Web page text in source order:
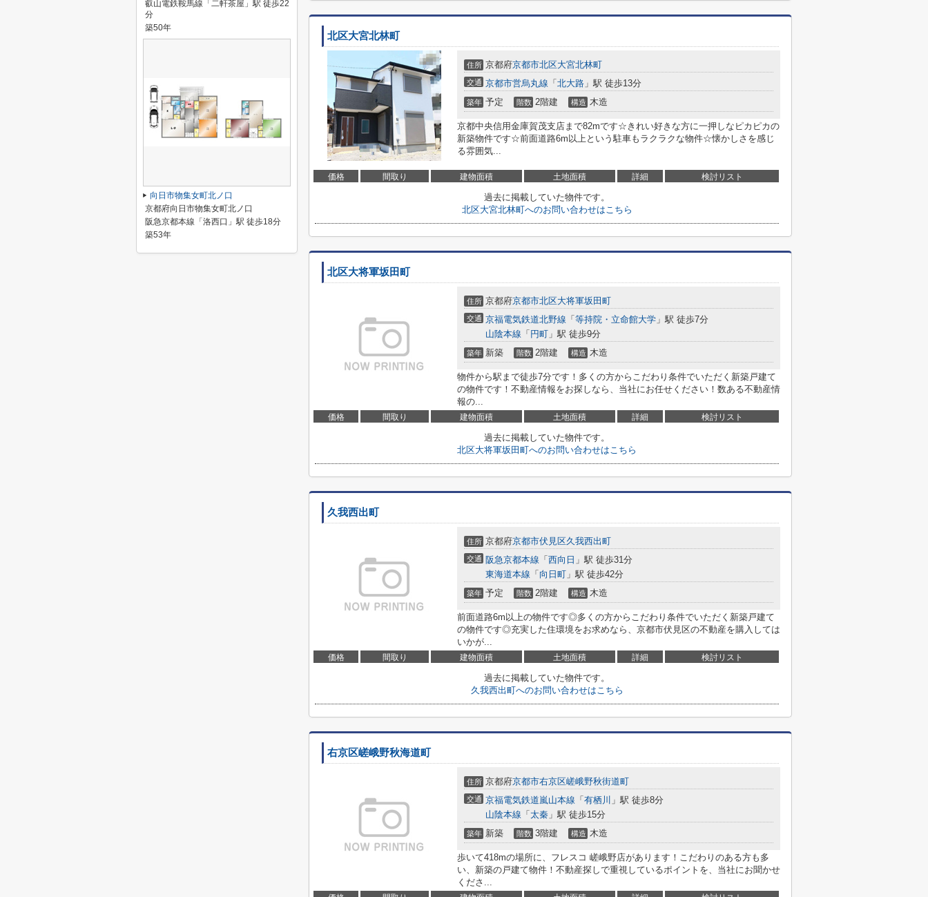
北区大宮北林町
住所 京都府京都市北区大宮北林町
交通 京都市営烏丸線 「 北大路 」駅 徒歩13分
築年 予定 階数 2階建 構造 木造
京都中央信用金庫賀茂支店まで82mです☆きれい好きな方に一押しなピカピカの
新築物件です☆前面道路6m以上という駐車もラクラクな物件☆懐かしさを感じ
る雰囲気...
価格 間取り 建物面積 土地面積 詳細 検討リスト
過去に掲載していた物件です。
北区大宮北林町へのお問い合わせはこちら
北区大将軍坂田町
住所 京都府京都市北区大将軍坂田町
交通 京福電気鉄道北野線 「 等持院・立命館大学 」駅 徒歩7分
山陰本線 「 円町 」駅 徒歩9分
築年 新築 階数 2階建 構造 木造
物件から駅まで徒歩7分です！多くの方からこだわり条件でいただく新築戸建て
の物件です！不動産情報をお探しなら、当社にお任せください！数ある不動産情
報の...
価格 間取り 建物面積 土地面積 詳細 検討リスト
過去に掲載していた物件です。
北区大将軍坂田町へのお問い合わせはこちら
久我西出町
住所 京都府京都市伏見区久我西出町
交通 阪急京都本線 「 西向日 」駅 徒歩31分
東海道本線 「 向日町 」駅 徒歩42分
築年 予定 階数 2階建 構造 木造
前面道路6m以上の物件です◎多くの方からこだわり条件でいただく新築戸建て
の物件です◎充実した住環境をお求めなら、京都市伏見区の不動産を購入しては
いかが...
価格 間取り 建物面積 土地面積 詳細 検討リスト
過去に掲載していた物件です。
久我西出町へのお問い合わせはこちら
右京区嵯峨野秋海道町
住所 京都府京都市右京区嵯峨野秋街道町
交通 京福電気鉄道嵐山本線 「 有栖川 」駅 徒歩8分
山陰本線 「 太秦 」駅 徒歩15分
築年 新築 階数 3階建 構造 木造
歩いて418mの場所に、フレスコ 嵯峨野店があります！こだわりのある方も多
い、新築の戸建て物件！不動産探しで重視しているポイントを、当社にお聞かせ
くださ...
叡山電鉄鞍馬線「二軒茶屋」駅 徒歩22
分
築50年
向日市物集女町北ノ口
京都府向日市物集女町北ノ口
阪急京都本線「洛西口」駅 徒歩18分
築53年